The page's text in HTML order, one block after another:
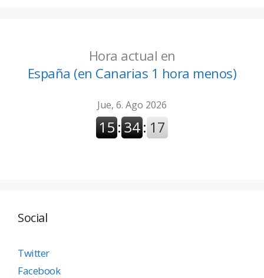
Hora actual en
España (en Canarias 1 hora menos)
Social
Twitter
Facebook